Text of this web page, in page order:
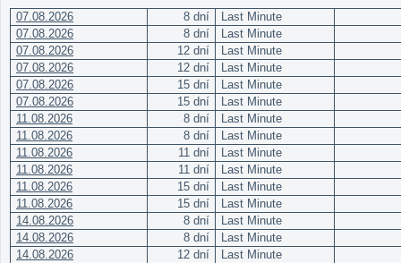
07.08.2026 8 dní
Last Minute
07.08.2026
8 dní
Last Minute
07.08.2026
12 dní
Last Minute
07.08.2026
12 dní
Last Minute
07.08.2026
15 dní
Last Minute
07.08.2026
15 dní
Last Minute
11.08.2026
8 dní
Last Minute
11.08.2026
8 dní
Last Minute
11.08.2026
11 dní
Last Minute
11.08.2026
11 dní
Last Minute
11.08.2026
15 dní
Last Minute
11.08.2026
15 dní
Last Minute
14.08.2026
8 dní
Last Minute
14.08.2026
8 dní
Last Minute
14.08.2026
12 dní
Last Minute